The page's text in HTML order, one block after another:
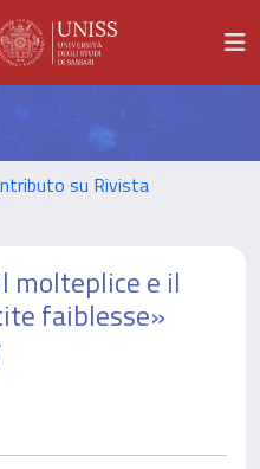
su Rivista
molteplice e il
faiblesse»